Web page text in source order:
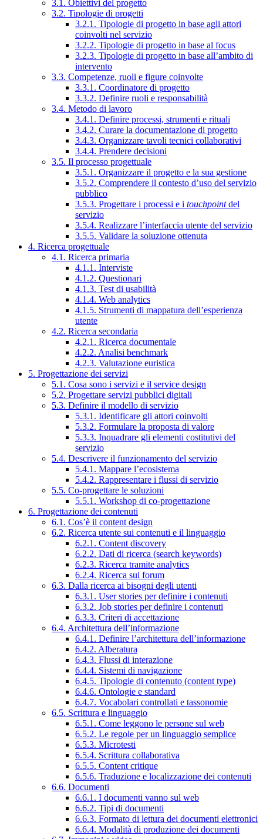
3.1. Obiettivi del progetto
3.2. Tipologie di progetti
3.2.1. Tipologie di progetto in base agli attori
coinvolti nel servizio
3.2.2. Tipologie di progetto in base al focus
3.2.3. Tipologie di progetto in base all’ambito di
intervento
3.3. Competenze, ruoli e figure coinvolte
3.3.1. Coordinatore di progetto
3.3.2. Definire ruoli e responsabilità
3.4. Metodo di lavoro
3.4.1. Definire processi, strumenti e rituali
3.4.2. Curare la documentazione di progetto
3.4.3. Organizzare tavoli tecnici collaborativi
3.4.4. Prendere decisioni
3.5. Il processo progettuale
3.5.1. Organizzare il progetto e la sua gestione
3.5.2. Comprendere il contesto d’uso del servizio
pubblico
3.5.3. Progettare i processi e i touchpointdel
servizio
3.5.4. Realizzare l’interfaccia utente del servizio
3.5.5. Validare la soluzione ottenuta
4. Ricerca progettuale
4.1. Ricerca primaria
4.1.1. Interviste
4.1.2. Questionari
4.1.3. Test di usabilità
4.1.4. Web analytics
4.1.5. Strumenti di mappatura dell’esperienza
utente
4.2. Ricerca secondaria
4.2.1. Ricerca documentale
4.2.2. Analisi benchmark
4.2.3. Valutazione euristica
5. Progettazione dei servizi
5.1. Cosa sono i servizi e il service design
5.2. Progettare servizi pubblici digitali
5.3. Definire il modello di servizio
5.3.1. Identificare gli attori coinvolti
5.3.2. Formulare la proposta di valore
5.3.3. Inquadrare gli elementi costitutivi del
servizio
5.4. Descrivere il funzionamento del servizio
5.4.1. Mappare l’ecosistema
5.4.2. Rappresentare i flussi di servizio
5.5. Co-progettare le soluzioni
5.5.1. Workshop di co-progettazione
6. Progettazione dei contenuti
6.1. Cos’è il content design
6.2. Ricerca utente sui contenuti e il linguaggio
6.2.1. Content discovery
6.2.2. Dati di ricerca (search keywords)
6.2.3. Ricerca tramite analytics
6.2.4. Ricerca sui forum
6.3. Dalla ricerca ai bisogni degli utenti
6.3.1. User stories per definire i contenuti
6.3.2. Job stories per definire i contenuti
6.3.3. Criteri di accettazione
6.4. Architettura dell’informazione
6.4.1. Definire l’architettura dell’informazione
6.4.2. Alberatura
6.4.3. Flussi di interazione
6.4.4. Sistemi di navigazione
6.4.5. Tipologie di contenuto (content type)
6.4.6. Ontologie e standard
6.4.7. Vocabolari controllati e tassonomie
6.5. Scrittura e linguaggio
6.5.1. Come leggono le persone sul web
6.5.2. Le regole per un linguaggio semplice
6.5.3. Microtesti
6.5.4. Scrittura collaborativa
6.5.5. Content critique
6.5.6. Traduzione e localizzazione dei contenuti
6.6. Documenti
6.6.1. I documenti vanno sul web
6.6.2. Tipi di documenti
6.6.3. Formato di lettura dei documenti elettronici
6.6.4. Modalità di produzione dei documenti